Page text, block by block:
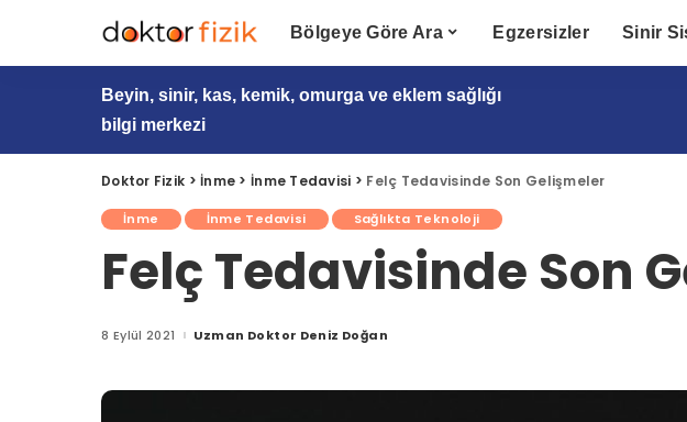
Bölgeye Göre Ara Egzersizler Sinir
Beyin, sinir, kas, kemik, omurga ve eklem sağlığı
bilgi merkezi
Doktor Fizik >İnme > İnme Tedavisi > Felç Tedavisinde Son Gelişmeler
İnme İnme Tedavisi Sağlıkta Teknoloji
Felç Tedavisinde Son
8 Eylül 2021 Posted
Uzman Doktor Deniz Doğan